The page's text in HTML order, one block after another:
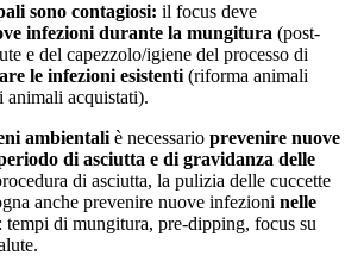
sono contagiosi: il focus deve
infezioni durante la mungitura (post-
e del capezzolo/igiene del processo di
le infezioni esistenti (riforma animali
animali acquistati).
ambientali è necessario prevenire nuove
di asciutta e di gravidanza delle
di asciutta, la pulizia delle cuccette
anche prevenire nuove infezioni nelle
: tempi di mungitura, pre-dipping, focus su